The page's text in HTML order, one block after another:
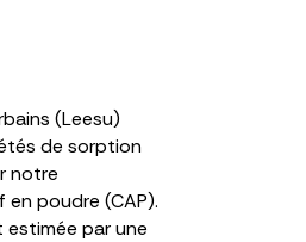
(Leesu)
de sorption
notre
poudre (CAP).
par une